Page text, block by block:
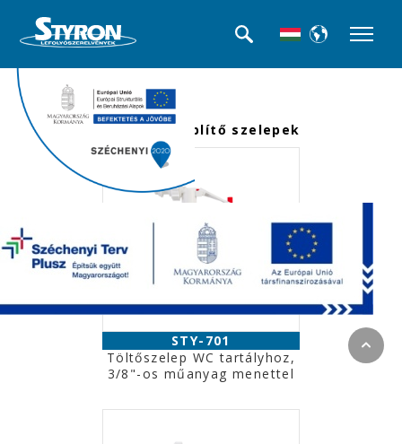
<<< Termék kategóriák
Töltő-, és öblítő szelepek
STY-701
Töltőszelep WC tartályhoz,
3/8"-os műanyag menettel